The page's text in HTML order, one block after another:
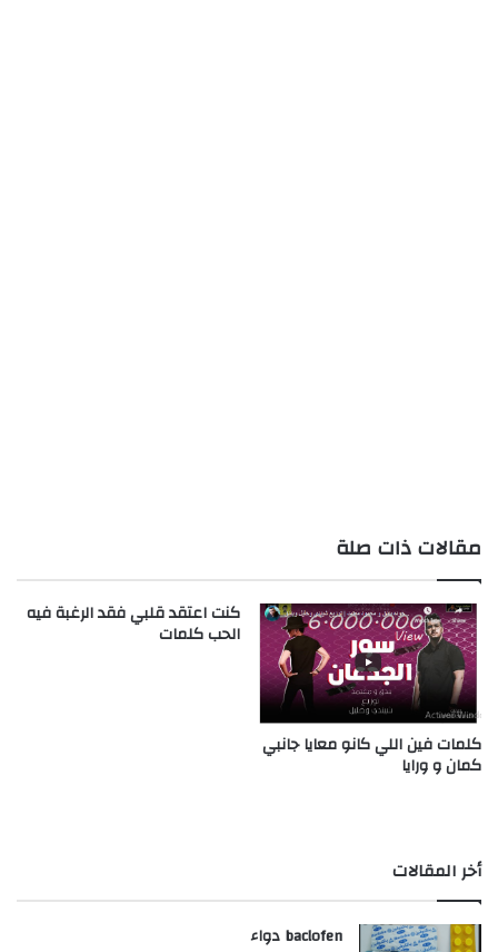
مقالات ذات صلة
كلمات فين اللي كانو معايا جانبي
كمان و ورايا
كنت اعتقد قلبي فقد الرغبة فيه
الحب كلمات
أخر المقالات
baclofen دواء